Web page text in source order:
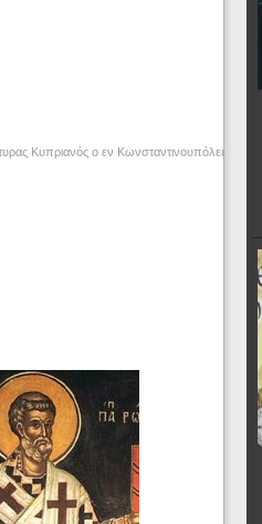
Κυπριανός ο εν Κωνσταντινουπόλει